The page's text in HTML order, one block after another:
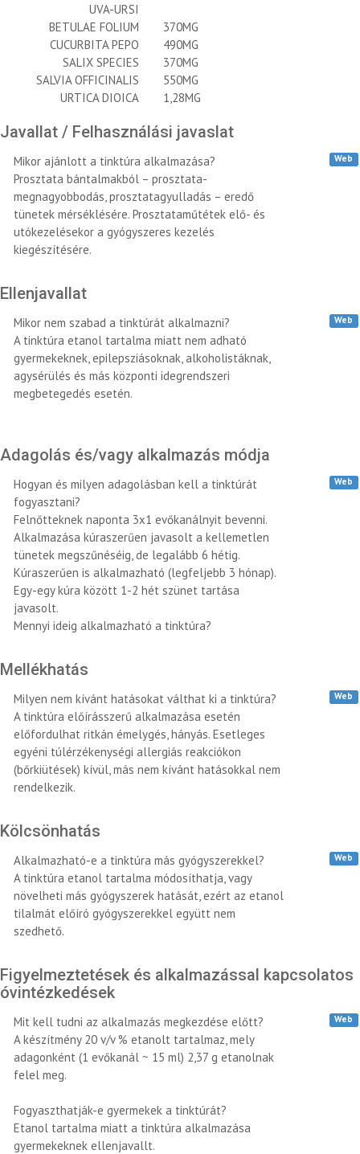
UVA-URSI
BETULAE FOLIUM
370MG
CUCURBITA PEPO
490MG
SALIX SPECIES
370MG
SALVIA OFFICINALIS
550MG
URTICA DIOICA
1,28MG
Javallat / Felhasználási javaslat
Mikor ajánlott a tinktúra alkalmazása?
Prosztata bántalmakból – prosztata-
megnagyobbodás, prosztatagyulladás – eredő
tünetek mérséklésére. Prosztataműtétek elő- és
utókezelésekor a gyógyszeres kezelés
kiegészítésére.
Web
Ellenjavallat
Mikor nem szabad a tinktúrát alkalmazni?
A tinktúra etanol tartalma miatt nem adható
gyermekeknek, epilepsziásoknak, alkoholistáknak,
agysérülés és más központi idegrendszeri
megbetegedés esetén.
Web
Adagolás és/vagy alkalmazás módja
Hogyan és milyen adagolásban kell a tinktúrát
fogyasztani?
Felnőtteknek naponta 3x1 evőkanálnyit bevenni.
Alkalmazása kúraszerűen javasolt a kellemetlen
tünetek megszűnéséig, de legalább 6 hétig.
Kúraszerűen is alkalmazható (legfeljebb 3 hónap).
Egy-egy kúra között 1-2 hét szünet tartása
javasolt.
Mennyi ideig alkalmazható a tinktúra?
Web
Mellékhatás
Milyen nem kívánt hatásokat válthat ki a tinktúra?
A tinktúra előírásszerű alkalmazása esetén
előfordulhat ritkán émelygés, hányás. Esetleges
egyéni túlérzékenységi allergiás reakciókon
(bőrkiütések) kívül, más nem kívánt hatásokkal nem
rendelkezik.
Web
Kölcsönhatás
Alkalmazható-e a tinktúra más gyógyszerekkel?
A tinktúra etanol tartalma módosíthatja, vagy
növelheti más gyógyszerek hatását, ezért az etanol
tilalmát előíró gyógyszerekkel együtt nem
szedhető.
Web
Figyelmeztetések és alkalmazással kapcsolatos
óvintézkedések
Mit kell tudni az alkalmazás megkezdése előtt?
A készítmény 20 v/v % etanolt tartalmaz, mely
adagonként (1 evőkanál ~ 15 ml) 2,37 g etanolnak
felel meg.
Fogyaszthatják-e gyermekek a tinktúrát?
Etanol tartalma miatt a tinktúra alkalmazása
gyermekeknek ellenjavallt.
Web